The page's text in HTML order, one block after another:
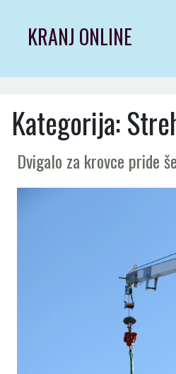
contentKRANJ ONLINE
Kategorija:
Dvigalo za krovce pride